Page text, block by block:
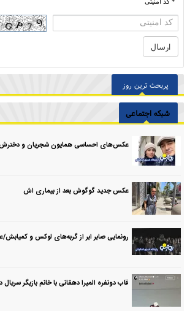
پربحث ترین روز
شبکه اجتماعی
عکس‌های احساسی همایون شجریان و
عکس جدید گوگوش بعد از بیماری اش
رونمایی صابر ابر از گربه‌های لوکس و
قاب دونفره المیرا دهقانی با خانم بازیگر